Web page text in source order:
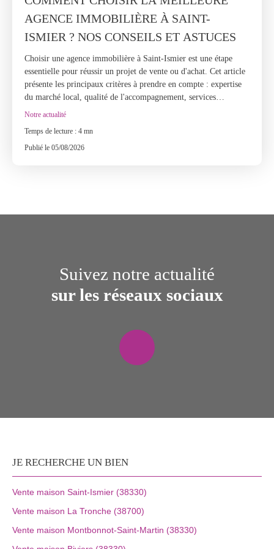
AGENCE IMMOBILIÈRE À SAINT-
ISMIER ? NOS CONSEILS ET ASTUCES
Choisir une agence immobilière à Saint-Ismier est une étape
essentielle pour réussir un projet de vente ou d'achat. Cet article
présente les principaux critères à prendre en compte : expertise
du marché local, qualité de l'accompagnement, services
proposés, réputation, honoraires et conseils avant de signer un
agence spécialisée dans le Grésivaudan, capable d'offrir une
estimation précise et un suivi personnalisé. Grâce à son
Notre actualité
Temps de lecture : 4 mn
Publié le 05/08/2026
Suivez notre actualité
sur les réseaux sociaux
JE RECHERCHE UN BIEN
Vente maison Saint-Ismier (38330)
Vente maison La Tronche (38700)
Vente maison Montbonnot-Saint-Martin (38330)